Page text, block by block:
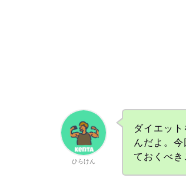
ひらけん
ダイエッ
んだよ。
ておくべ